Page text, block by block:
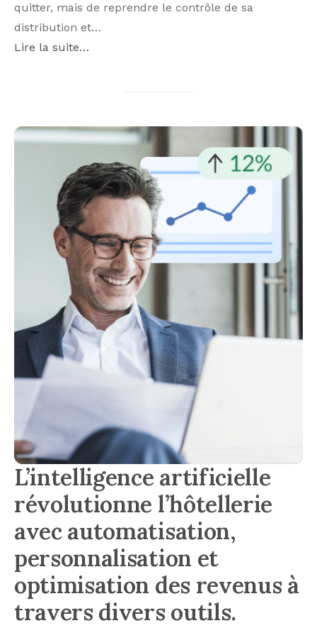
quitter, mais de reprendre le contrôle de sa
distribution et…
Lire la suite…
L’intelligence artificielle
révolutionne l’hôtellerie
avec automatisation,
personnalisation et
optimisation des revenus à
travers divers outils.